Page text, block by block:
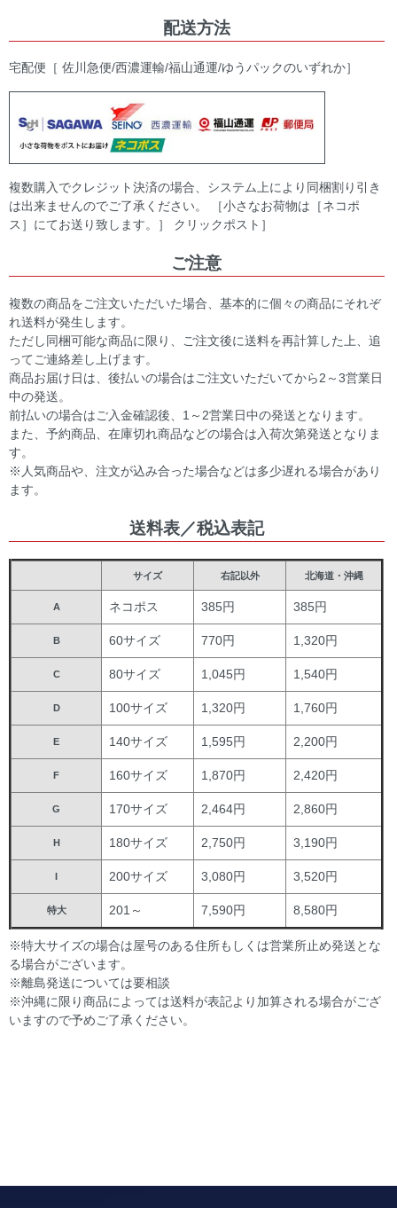
配送方法
宅配便［ 佐川急便/西濃運輸/福山通運/ゆうパックのいずれか］
複数購入でクレジット決済の場合、システム上により同梱割り引き
は出来ませんのでご了承ください。 ［小さなお荷物は［ネコポ
ス］にてお送り致します。］ クリックポスト］
ご注意
複数の商品をご注文いただいた場合、基本的に個々の商品にそれぞ
れ送料が発生します。
ただし同梱可能な商品に限り、ご注文後に送料を再計算した上、追
ってご連絡差し上げます。
商品お届け日は、後払いの場合はご注文いただいてから2～3営業日
中の発送。
前払いの場合はご入金確認後、1～2営業日中の発送となります。
また、予約商品、在庫切れ商品などの場合は入荷次第発送となりま
す。
※人気商品や、注文が込み合った場合などは多少遅れる場合があり
ます。
送料表／税込表記
サイズ 右記以外 北海道・沖縄
A ネコポス 385円 385円
B 60サイズ 770円 1,320円
C 80サイズ 1,045円 1,540円
D 100サイズ 1,320円 1,760円
E 140サイズ 1,595円 2,200円
F 160サイズ 1,870円 2,420円
G 170サイズ 2,464円 2,860円
H 180サイズ 2,750円 3,190円
I 200サイズ 3,080円 3,520円
特大 201～ 7,590円 8,580円
※特大サイズの場合は屋号のある住所もしくは営業所止め発送とな
る場合がございます。
※離島発送については要相談
※沖縄に限り商品によっては送料が表記より加算される場合がござ
いますので予めご了承ください。